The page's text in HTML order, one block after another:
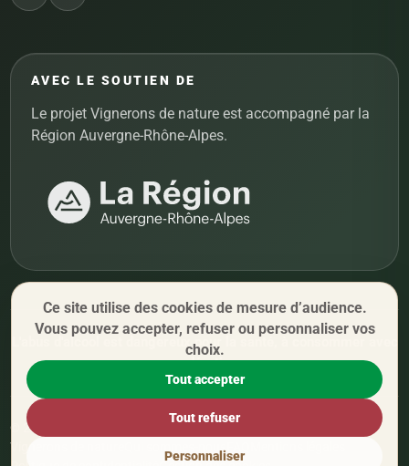
AVEC LE SOUTIEN DE
Le projet Vignerons de nature est accompagné par la
Région Auvergne-Rhône-Alpes.
L'abus d'alcool est dangereux pour la santé, à consommer avec
modération.
© 2026 Vignerons de nature. Tous droits réservés.
Vignerons de nature
Qui sommes-nous
Ce site utilise des cookies de mesure d’audience.
Vous pouvez accepter, refuser ou personnaliser vos
choix.
Tout accepter
Tout refuser
Personnaliser